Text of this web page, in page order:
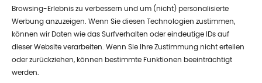
Browsing-Erlebnis zu verbessern und um (nicht) personalisierte
Werbung anzuzeigen. Wenn Sie diesen Technologien zustimmen,
können wir Daten wie das Surfverhalten oder eindeutige IDs auf
dieser Website verarbeiten. Wenn Sie Ihre Zustimmung nicht erteilen
oder zurückziehen, können bestimmte Funktionen beeinträchtigt
werden.